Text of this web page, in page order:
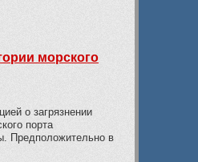
морского
о загрязнении
порта
Предположительно в